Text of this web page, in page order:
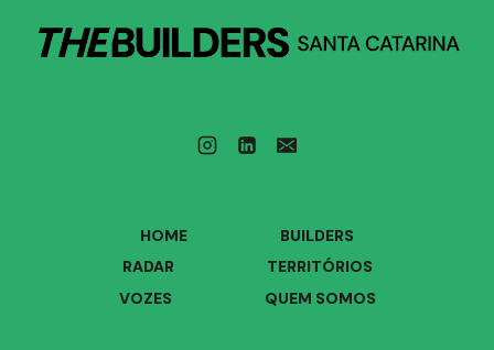
HOME
BUILDERS
RADAR
TERRITÓRIOS
VOZES
QUEM SOMOS